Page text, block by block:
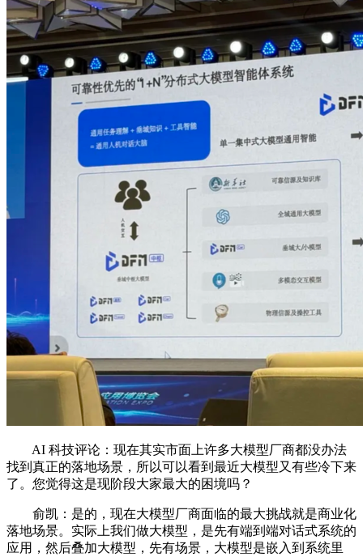
AI 科技评论：现在其实市面上许多大模型厂商都没办法
找到真正的落地场景，所以可以看到最近大模型又有些冷下来
了。您觉得这是现阶段大家最大的困境吗？
俞凯：是的，现在大模型厂商面临的最大挑战就是商业化
落地场景。实际上我们做大模型，是先有端到端对话式系统的
应用，然后叠加大模型，先有场景，大模型是嵌入到系统里